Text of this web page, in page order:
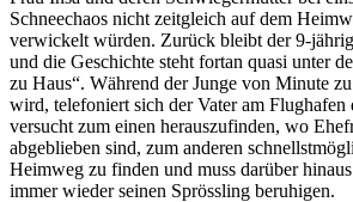
Schneechaos nicht zeitgleich auf dem
verwickelt würden. Zurück bleibt der 9-
und die Geschichte steht fortan quasi unter
zu Haus“. Während der Junge von Minute
wird, telefoniert sich der Vater am
versucht zum einen herauszufinden, wo
abgeblieben sind, zum anderen
Heimweg zu finden und muss darüber
immer wieder seinen Sprössling beruhigen.